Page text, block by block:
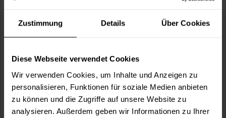
Zustimmung Details Über Cookies
Diese Webseite verwendet Cookies
Wir verwenden Cookies, um Inhalte und Anzeigen zu
personalisieren, Funktionen für soziale Medien anbieten
zu können und die Zugriffe auf unsere Website zu
analysieren. Außerdem geben wir Informationen zu Ihrer
m²
Wunschfarbcode*: